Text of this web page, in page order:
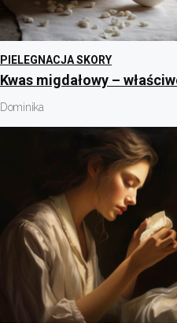
PIELEGNACJA SKORY
Kwas migdałowy –
Dominika